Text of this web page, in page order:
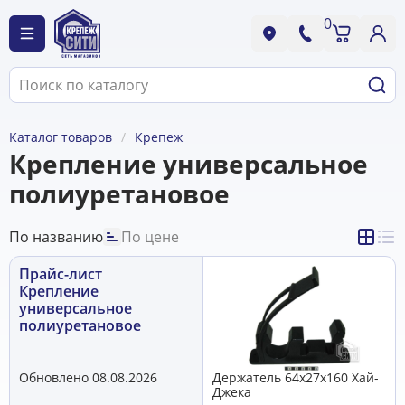
0
Каталог товаров Крепеж
Крепление универсальное
полиуретановое
По названию
По цене
Прайс-лист
Крепление
универсальное
полиуретановое
Обновлено 08.08.2026
Держатель 64x27x160 Хай-
Джека